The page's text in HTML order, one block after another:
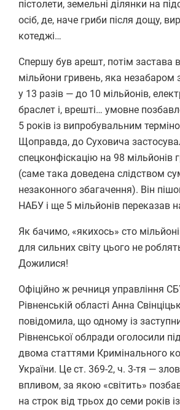
пістолети, земельні ділянки на
осіб, де, наче гриби після дощу,
котеджі…
Спершу був арешт, потім застава
мільйони гривень, яка
у 13 разів — до 10 мільйонів,
браслет і, врешті… умовне
5 років із випробувальним
Щоправда, до Суховича
спецконфіскацію на 98 мільйонів
(саме така доведена слідством
незаконного збагачення). Він
НАБУ і ще 5 мільйонів переказав
Як бачимо, «якихось» сто
для сильних світу цього не
Дожилися!
Офіційно ж речниця управління
Рівненській області Анна
повідомила, що одному із
Рівненської облради оголосили
двома статтями Кримінального
України. Це ст. 369-2, ч. 3-тя —
впливом, за якою «світить»
на строк від трьох до семи років із